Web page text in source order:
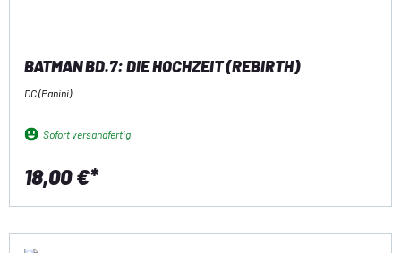
BATMAN BD.7: DIE HOCHZEIT (REBIRTH)
DC (Panini)
Sofort versandfertig
18,00 €*